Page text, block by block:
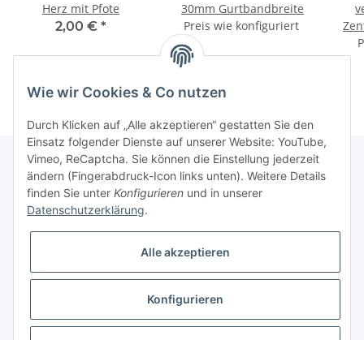
Herz mit Pfote
2,00 € *
30mm Gurtbandbreite
Preis wie konfiguriert
Informationen
Galerie
* Keine Ausweisung der Mehrwertsteuer gemäß Klein-Unternehmer-Regelung.,
Wie wir Cookies & Co nutzen
Durch Klicken auf „Alle akzeptieren“ gestatten Sie den
Einsatz folgender Dienste auf unserer Website: YouTube,
Vimeo, ReCaptcha. Sie können die Einstellung jederzeit
ändern (Fingerabdruck-Icon links unten). Weitere Details
finden Sie unter Konfigurieren und in unserer
Datenschutzerklärung.
Alle akzeptieren
Konfigurieren